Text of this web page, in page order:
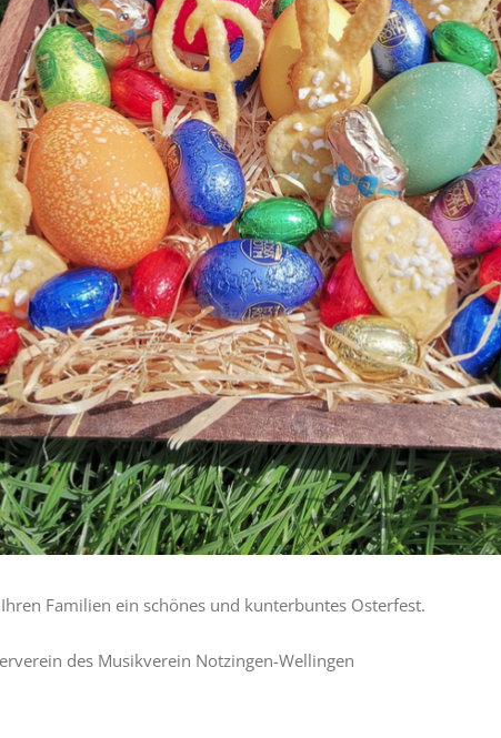
Familien ein schönes und kunterbuntes Osterfest.
des Musikverein Notzingen-Wellingen